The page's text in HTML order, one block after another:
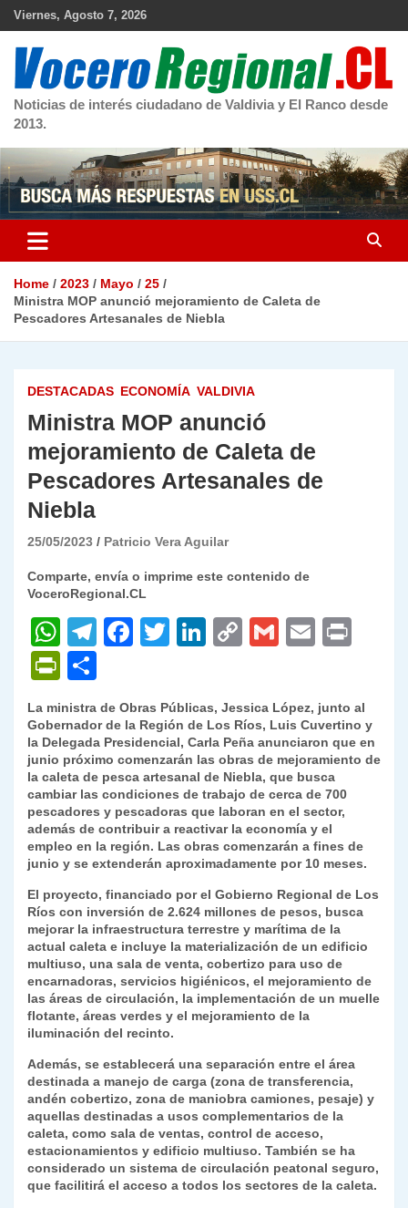
Skip
Viernes, Agosto 7, 2026
Noticias de interés ciudadano de Valdivia y El Ranco desde
2013.
Home 2023 Mayo
25
Ministra MOP anunció mejoramiento de Caleta de
Pescadores Artesanales de Niebla
DESTACADAS ECONOMÍA VALDIVIA
Ministra MOP anunció
mejoramiento de Caleta de
Pescadores Artesanales de
Niebla
25/05/2023 Patricio Vera Aguilar
Comparte, envía o imprime este contenido de
VoceroRegional.CL
W
h
at
s
A
p
p
T
gr
a
m
F
e
b
o
o
k
T
er
Li
e
dI
n
C
y
Li
n
k
G
l
E
l
P
ri
nt
Fr
ie
n
dl
y
o
m
p
ar
tir
La ministra de Obras Públicas, Jessica López, junto al
Gobernador de la Región de Los Ríos, Luis Cuvertino y
la Delegada Presidencial, Carla Peña anunciaron que en
junio próximo comenzarán las obras de mejoramiento de
la caleta de pesca artesanal de Niebla, que busca
cambiar las condiciones de trabajo de cerca de 700
pescadores y pescadoras que laboran en el sector,
además de contribuir a reactivar la economía y el
empleo en la región. Las obras comenzarán a fines de
junio y se extenderán aproximadamente por 10 meses.
El proyecto, financiado por el Gobierno Regional de Los
Ríos con inversión de 2.624 millones de pesos, busca
mejorar la infraestructura terrestre y marítima de la
actual caleta e incluye la materialización de un edificio
multiuso, una sala de venta, cobertizo para uso de
encarnadoras, servicios higiénicos, el mejoramiento de
las áreas de circulación, la implementación de un muelle
flotante, áreas verdes y el mejoramiento de la
iluminación del recinto.
Además, se establecerá una separación entre el área
destinada a manejo de carga (zona de transferencia,
andén cobertizo, zona de maniobra camiones, pesaje) y
aquellas destinadas a usos complementarios de la
caleta, como sala de ventas, control de acceso,
estacionamientos y edificio multiuso. También se ha
considerado un sistema de circulación peatonal seguro,
que facilitirá el acceso a todos los sectores de la caleta.